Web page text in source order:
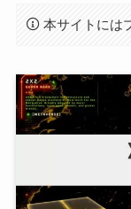
本サイトには